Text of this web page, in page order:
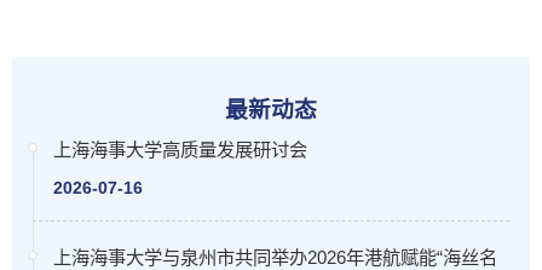
最新动态
上海海事大学高质量发展研讨会
2026-07-16
上海海事大学与泉州市共同举办2026年港航赋能“海丝名